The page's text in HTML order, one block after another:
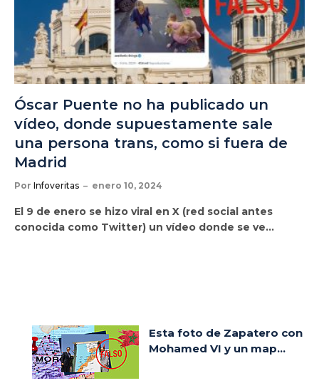
Óscar Puente no ha publicado un
vídeo, donde supuestamente sale
una persona trans, como si fuera de
Madrid
Por Infoveritas enero 10, 2024
El 9 de enero se hizo viral en X (red social antes
conocida como Twitter) un vídeo donde se ve…
Esta foto de Zapatero con
Mohamed VI y un map...